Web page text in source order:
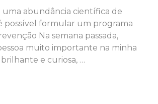
uma abundância científica de
possível formular um programa
Na semana passada,
muito importante na minha
e curiosa, …